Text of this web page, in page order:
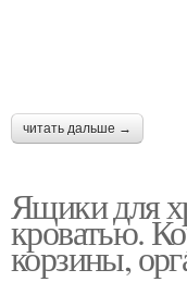
читать дальше →
Ящики для
кроватью.
корзины,